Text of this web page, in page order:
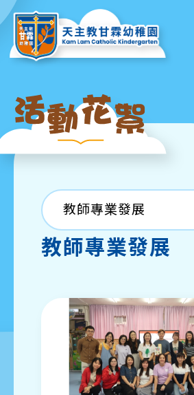
教師專業發展
教師專業發展